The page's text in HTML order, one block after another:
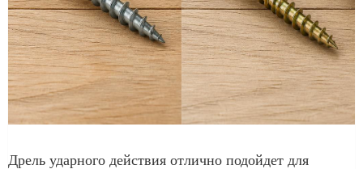
Дрель ударного действия отлично подойдет для